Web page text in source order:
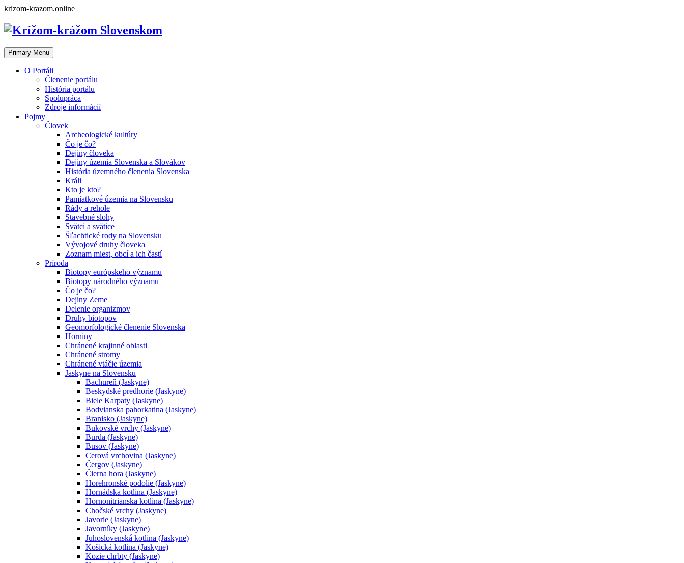
Skip
content
krizom-krazom.online
Primary Menu
O Portáli
Členenie portálu
História portálu
Spolupráca
Zdroje informácií
Pojmy
Človek
Archeologické kultúry
Čo je čo?
Dejiny človeka
Dejiny územia Slovenska a Slovákov
História územného členenia Slovenska
Králi
Kto je kto?
Pamiatkové územia na Slovensku
Rády a rehole
Stavebné slohy
Svätci a svätice
Šľachtické rody na Slovensku
Vývojové druhy človeka
Zoznam miest, obcí a ich častí
Príroda
Biotopy európskeho významu
Biotopy národného významu
Čo je čo?
Dejiny Zeme
Delenie organizmov
Druhy biotopov
Geomorfologické členenie Slovenska
Horniny
Chránené krajinné oblasti
Chránené stromy
Chránené vtáčie územia
Jaskyne na Slovensku
Bachureň (Jaskyne)
Beskydské predhorie (Jaskyne)
Biele Karpaty (Jaskyne)
Bodvianska pahorkatina (Jaskyne)
Branisko (Jaskyne)
Bukovské vrchy (Jaskyne)
Burda (Jaskyne)
Busov (Jaskyne)
Cerová vrchovina (Jaskyne)
Čergov (Jaskyne)
Čierna hora (Jaskyne)
Horehronské podolie (Jaskyne)
Hornádska kotlina (Jaskyne)
Hornonitrianska kotlina (Jaskyne)
Chočské vrchy (Jaskyne)
Javorie (Jaskyne)
Javorníky (Jaskyne)
Juhoslovenská kotlina (Jaskyne)
Košická kotlina (Jaskyne)
Kozie chrbty (Jaskyne)